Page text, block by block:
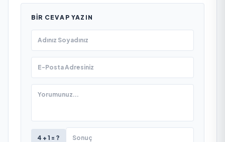
BIR CEVAP YAZIN
4 + 1 = ?